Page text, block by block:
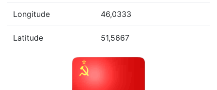
Longitude 46,0333
Latitude 51,5667